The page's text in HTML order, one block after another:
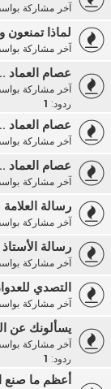
آخر مشاركة
لماذا
آخر مشاركة
عصام العماد
آخر مشاركة
ردود:
عصام العماد
آخر مشاركة
عصام العماد
آخر مشاركة
رسالة
آخر مشاركة
رسالة
آخر مشاركة
التصدي
آخر مشاركة
يسألونك عن
آخر مشاركة
ردود:
أعظم ما صنع